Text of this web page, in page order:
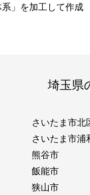
系」を加工して作成
埼玉県
さいたま市北
さいたま市浦
熊谷市
飯能市
狭山市